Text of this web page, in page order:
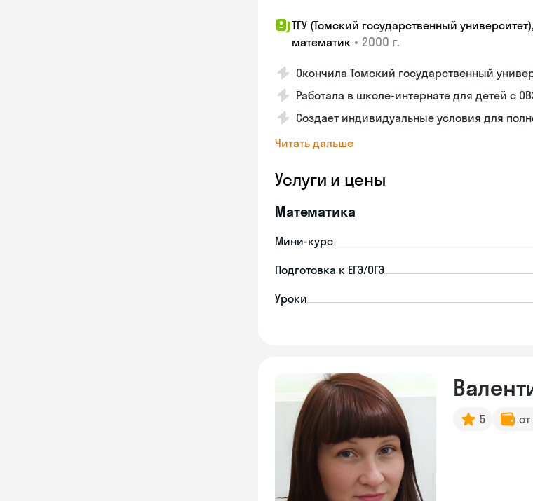
ТГУ (Томский государственный
математик • 2000 г.
Окончила Томский государственный
Работала в школе-интернате для детей с
Создает индивидуальные условия для
Читать дальше
Услуги и цены
Математика
Мини-курс
Подготовка к ЕГЭ/ОГЭ
Уроки
5 от